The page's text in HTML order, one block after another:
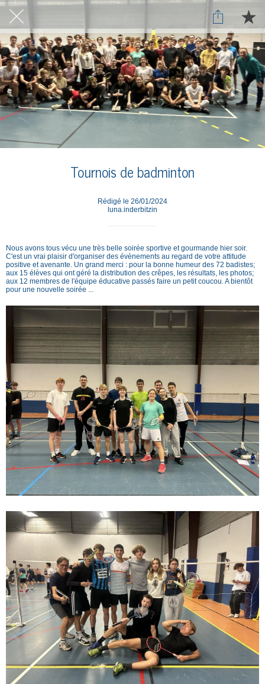
Tournois de badminton
Rédigé le 26/01/2024
luna.inderbitzin
Nous avons tous vécu une très belle soirée sportive et gourmande hier soir.
C'est un vrai plaisir d'organiser des évènements au regard de votre attitude
positive et avenante. Un grand merci : pour la bonne humeur des 72 badistes;
aux 15 élèves qui ont géré la distribution des crêpes, les résultats, les photos;
aux 12 membres de l'équipe éducative passés faire un petit coucou. A bientôt
pour une nouvelle soirée ...